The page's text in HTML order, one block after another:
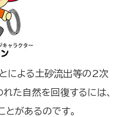
による土砂流出等の2次
た自然を回復するには、
があるのです。